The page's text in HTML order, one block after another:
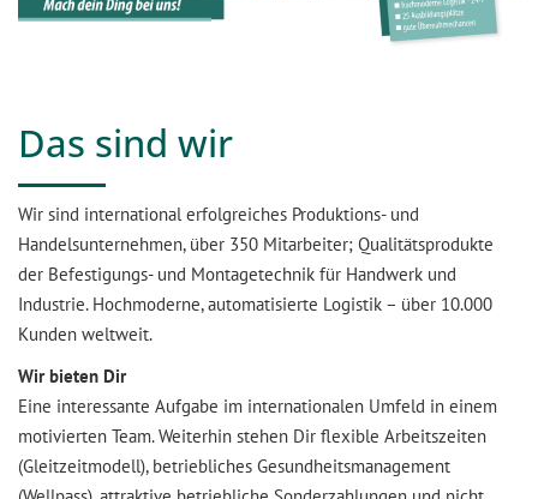
Das sind wir
Wir sind international erfolgreiches Produktions- und
Handelsunternehmen, über 350 Mitarbeiter; Qualitätsprodukte
der Befestigungs- und Montagetechnik für Handwerk und
Industrie. Hochmoderne, automatisierte Logistik – über 10.000
Kunden weltweit.
Wir bieten Dir
Eine interessante Aufgabe im internationalen Umfeld in einem
motivierten Team. Weiterhin stehen Dir flexible Arbeitszeiten
(Gleitzeitmodell), betriebliches Gesundheitsmanagement